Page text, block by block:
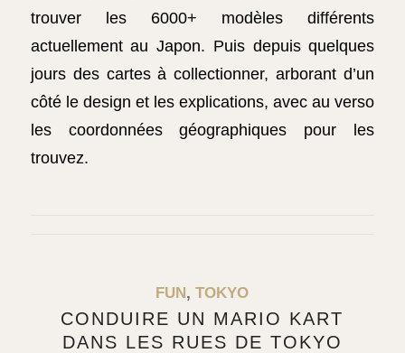
trouver les 6000+ modèles différents
actuellement au Japon. Puis depuis quelques
jours des cartes à collectionner, arborant d’un
côté le design et les explications, avec au verso
les coordonnées géographiques pour les
trouvez.
FUN,TOKYO
CONDUIRE UN MARIO KART
DANS LES RUES DE TOKYO